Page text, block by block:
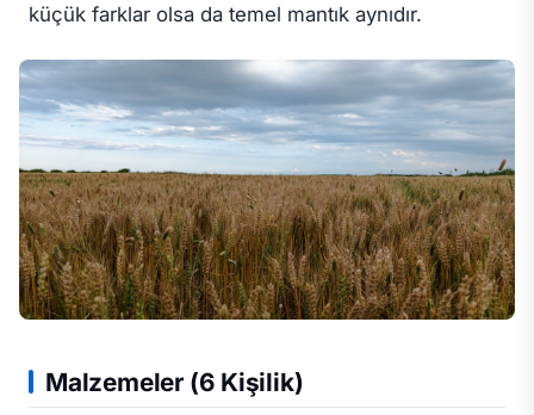
küçük farklar olsa da temel mantık aynıdır.
Malzemeler (6 Kişilik)